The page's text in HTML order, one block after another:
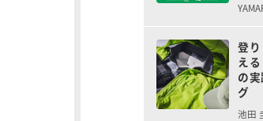
登
える
の
グ
池田